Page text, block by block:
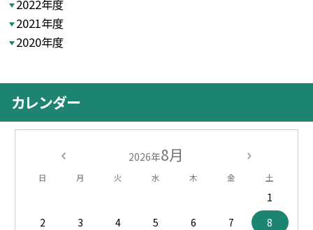
2022年度
2021年度
2020年度
カレンダー
2026年8月
日 月 火 水 木 金 土
1
2
3 4 5 6 7
8